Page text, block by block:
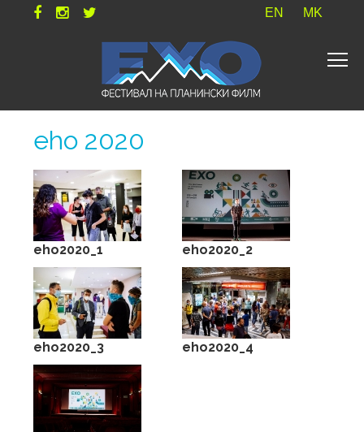
EN MK
eho 2020
eho2020_1 eho2020_2
eho2020_3 eho2020_4